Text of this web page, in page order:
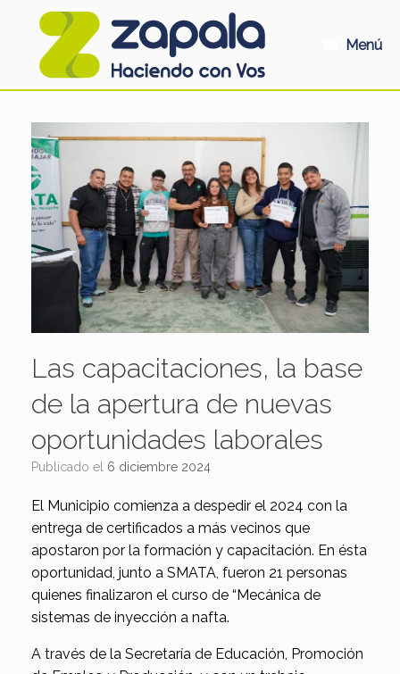
Menú
Las capacitaciones, la base
de la apertura de nuevas
oportunidades laborales
Publicado el 6 diciembre 2024
El Municipio comienza a despedir el 2024 con la
entrega de certificados a más vecinos que
apostaron por la formación y capacitación. En ésta
oportunidad, junto a SMATA, fueron 21 personas
quienes finalizaron el curso de “Mecánica de
sistemas de inyección a nafta.
A través de la Secretaría de Educación, Promoción